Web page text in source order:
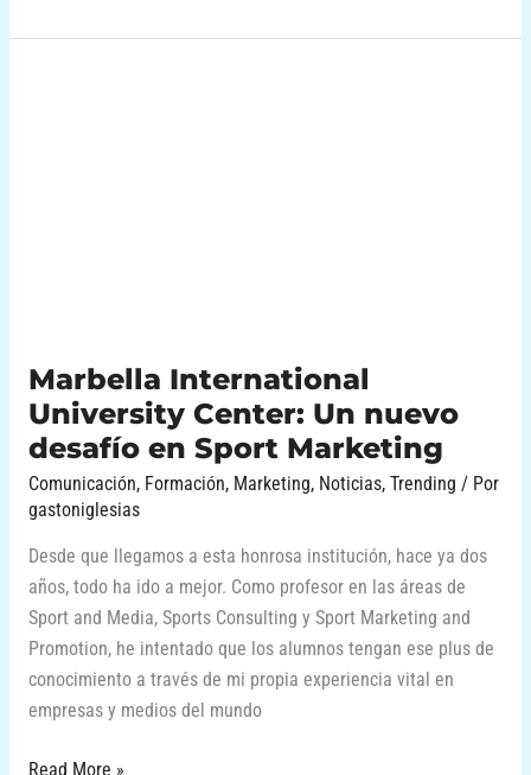
Marbella International
University Center: Un nuevo
desafío en Sport Marketing
Comunicación, Formación, Marketing, Noticias, Trending / Por
gastoniglesias
Desde que llegamos a esta honrosa institución, hace ya dos
años, todo ha ido a mejor. Como profesor en las áreas de
Sport and Media, Sports Consulting y Sport Marketing and
Promotion, he intentado que los alumnos tengan ese plus de
conocimiento a través de mi propia experiencia vital en
empresas y medios del mundo
Read More »